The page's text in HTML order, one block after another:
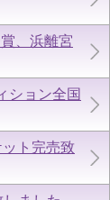
、浜離宮
ション全国
ト完売致